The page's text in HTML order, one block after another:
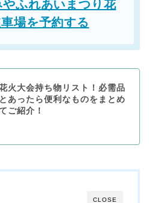
ふれあいまつり花
場を予約する
火大会持ち物リスト！必需品
とあったら便利なものをまとめ
ご紹介！
CLOSE